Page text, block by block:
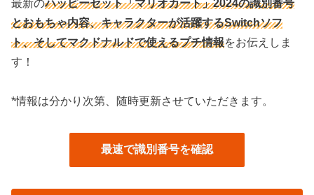
最新のハッピーセット「マリオカート」2024の識別番号
とおもちゃ内容、キャラクターが活躍するSwitchソフ
ト、そしてマクドナルドで使えるプチ情報をお伝えしま
す！
*情報は分かり次第、随時更新させていただきます。
最速で識別番号を確認